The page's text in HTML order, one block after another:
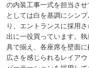
の内装工事一式を担当さ
としては白を基調にシン
り、エントランスに採用
出に一役買っています。
具で揃え、各座席を壁面
広さを感じられるレイア